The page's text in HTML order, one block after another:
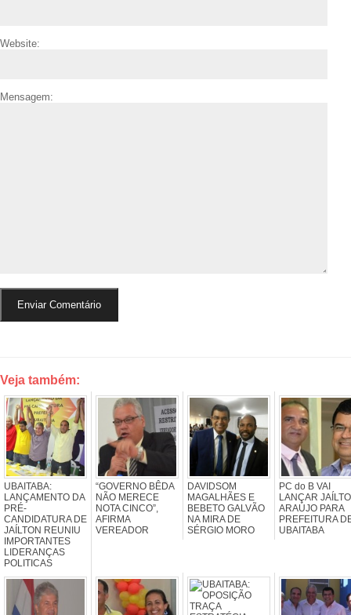
Website:
Mensagem:
Veja também:
UBAITABA:
LANÇAMENTO DA
PRÉ-
CANDIDATURA DE
JAÍLTON REUNIU
IMPORTANTES
LIDERANÇAS
POLITICAS
“GOVERNO BÊDA
NÃO MERECE
NOTA CINCO”,
AFIRMA
VEREADOR
DAVIDSOM
MAGALHÃES E
BEBETO GALVÃO
NA MIRA DE
SÉRGIO MORO
PC do B VAI
LANÇAR
ARAÚJO PARA
PREFEITURA
UBAITABA